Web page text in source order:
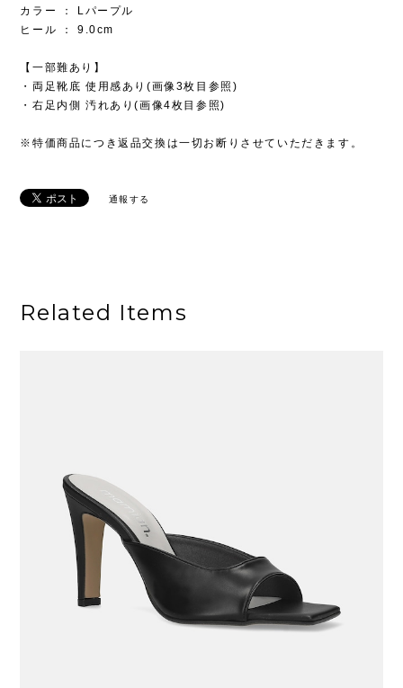
カラー ： Lパープル
ヒール ： 9.0cm
【一部難あり】
・両足靴底 使用感あり(画像3枚目参照)
・右足内側 汚れあり(画像4枚目参照)
※特価商品につき返品交換は一切お断りさせていただきます。
通報する
Related Items